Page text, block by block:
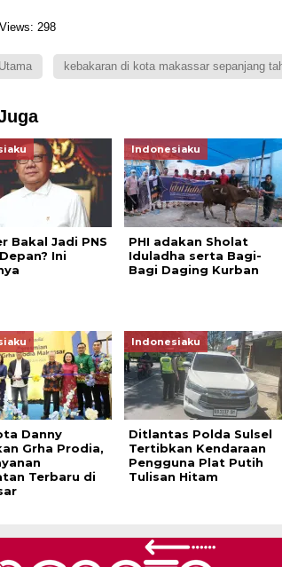
298
kebakaran di kota makassar sepanjang
Bakal Jadi PNS
Ini
Indonesiaku
PHI adakan Sholat
Iduladha serta Bagi-
Bagi Daging Kurban
Danny
Grha Prodia,
Terbaru di
Indonesiaku
Ditlantas Polda Sulsel
Tertibkan Kendaraan
Pengguna Plat Putih
Tulisan Hitam